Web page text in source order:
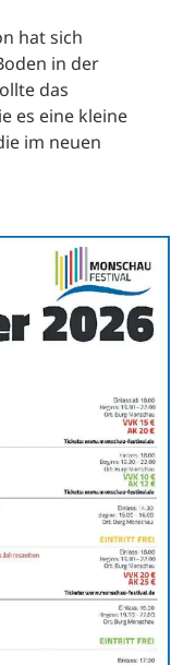
hat sich
in der
das
es eine kleine
im neuen